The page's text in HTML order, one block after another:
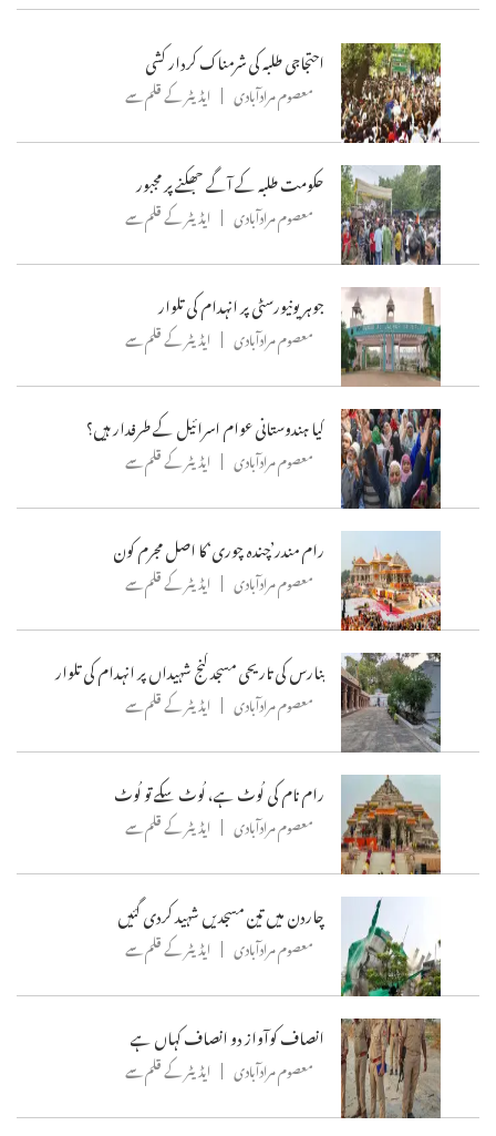
احتجاجی طلبہ کی شرمناک کردار کشی
معصوم مرادآبادی ایڈیٹر کے قلم سے
حکومت طلبہ کے آگے جھکنے پر مجبور
معصوم مرادآبادی ایڈیٹر کے قلم سے
جوہر یونیورسٹی پر انہدام کی تلوار
معصوم مرادآبادی ایڈیٹر کے قلم سے
کیا ہندوستانی عوام اسرائیل کے طرفدار ہیں؟
معصوم مرادآبادی ایڈیٹر کے قلم سے
رام مندر’چندہ چوری‘کا اصل مجرم کون
معصوم مرادآبادی ایڈیٹر کے قلم سے
بنارس کی تاریحی مسجد گنج شہیداں پر انہدام کی تلوار
معصوم مرادآبادی ایڈیٹر کے قلم سے
رام نام کی لُوٹ ہے، لُوٹ سکے تو لُوٹ
معصوم مرادآبادی ایڈیٹر کے قلم سے
چاردن میں تین مسجدیں شہید کردی گئیں
معصوم مرادآبادی ایڈیٹر کے قلم سے
انصاف کوآواز دو انصاف کہاں ہے
معصوم مرادآبادی ایڈیٹر کے قلم سے